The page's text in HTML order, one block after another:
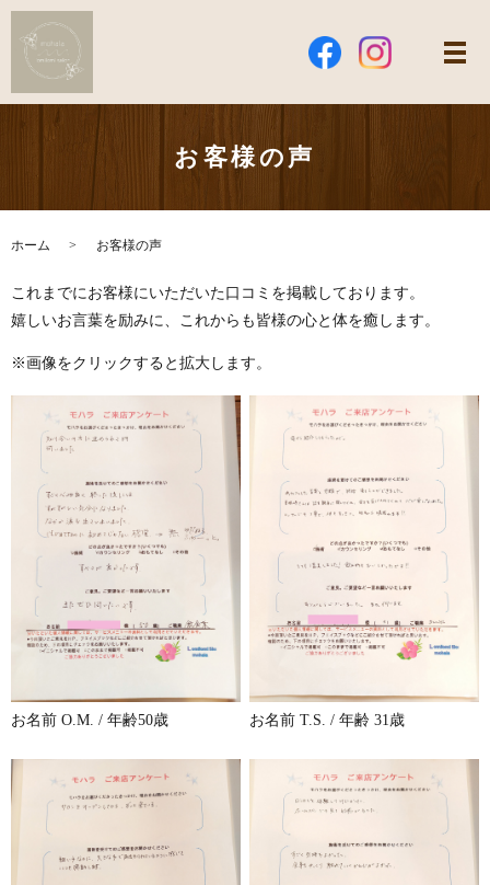
お客様の声
ホーム お客様の声
これまでにお客様にいただいた口コミを掲載しております。
嬉しいお言葉を励みに、これからも皆様の心と体を癒します。
※画像をクリックすると拡大します。
お名前 O.M. / 年齢50歳 お名前 T.S. / 年齢 31歳